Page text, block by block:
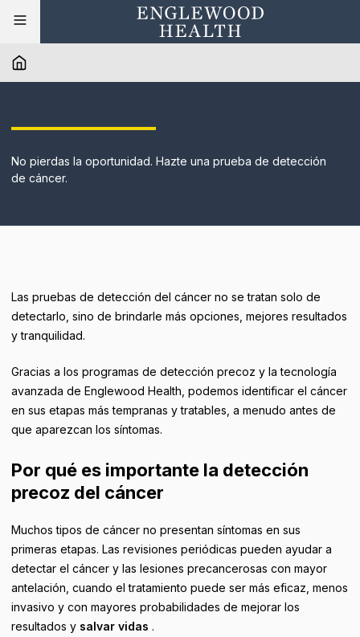
No pierdas la oportunidad. Hazte una prueba de detección
de cáncer.
Las pruebas de detección del cáncer no se tratan solo de
detectarlo, sino de brindarle más opciones, mejores resultados
y tranquilidad.
Gracias a los programas de detección precoz y la tecnología
avanzada de Englewood Health, podemos identificar el cáncer
en sus etapas más tempranas y tratables, a menudo antes de
que aparezcan los síntomas.
Por qué es importante la detección
precoz del cáncer
Muchos tipos de cáncer no presentan síntomas en sus
primeras etapas. Las revisiones periódicas pueden ayudar a
detectar el cáncer y las lesiones precancerosas con mayor
antelación, cuando el tratamiento puede ser más eficaz, menos
invasivo y con mayores probabilidades de mejorar los
resultados y salvar vidas .